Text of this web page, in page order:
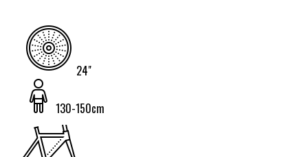
24"
130-150cm